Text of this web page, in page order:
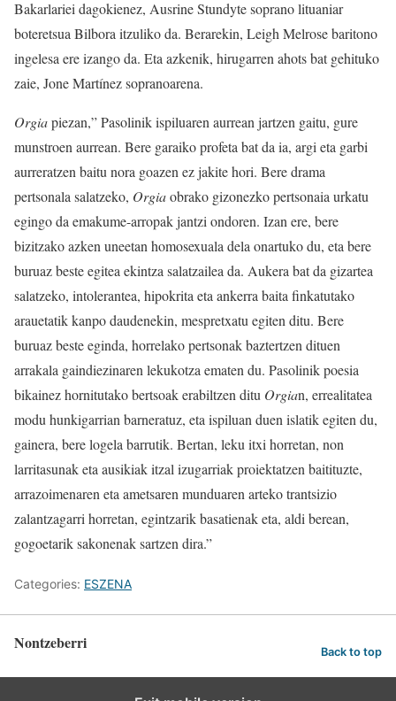
Bakarlariei dagokienez, Ausrine Stundyte soprano lituaniar
boteretsua Bilbora itzuliko da. Berarekin, Leigh Melrose baritono
ingelesa ere izango da. Eta azkenik, hirugarren ahots bat gehituko
zaie, Jone Martínez sopranoarena.
Orgiapiezan,” Pasolinik ispiluaren aurrean jartzen gaitu, gure
munstroen aurrean. Bere garaiko profeta bat da ia, argi eta garbi
aurreratzen baitu nora goazen ez jakite hori. Bere drama
pertsonala salatzeko, Orgiaobrako gizonezko pertsonaia urkatu
egingo da emakume-arropak jantzi ondoren. Izan ere, bere
bizitzako azken uneetan homosexuala dela onartuko du, eta bere
buruaz beste egitea ekintza salatzailea da. Aukera bat da gizartea
salatzeko, intolerantea, hipokrita eta ankerra baita finkatutako
arauetatik kanpo daudenekin, mespretxatu egiten ditu. Bere
buruaz beste eginda, horrelako pertsonak baztertzen dituen
arrakala gaindiezinaren lekukotza ematen du. Pasolinik poesia
bikainez hornitutako bertsoak erabiltzen ditu Orgian, errealitatea
modu hunkigarrian barneratuz, eta ispiluan duen islatik egiten du,
gainera, bere logela barrutik. Bertan, leku itxi horretan, non
larritasunak eta ausikiak itzal izugarriak proiektatzen baitituzte,
arrazoimenaren eta ametsaren munduaren arteko trantsizio
zalantzagarri horretan, egintzarik basatienak eta, aldi berean,
gogoetarik sakonenak sartzen dira.”
Categories: ESZENA
Nontzeberri Back to top